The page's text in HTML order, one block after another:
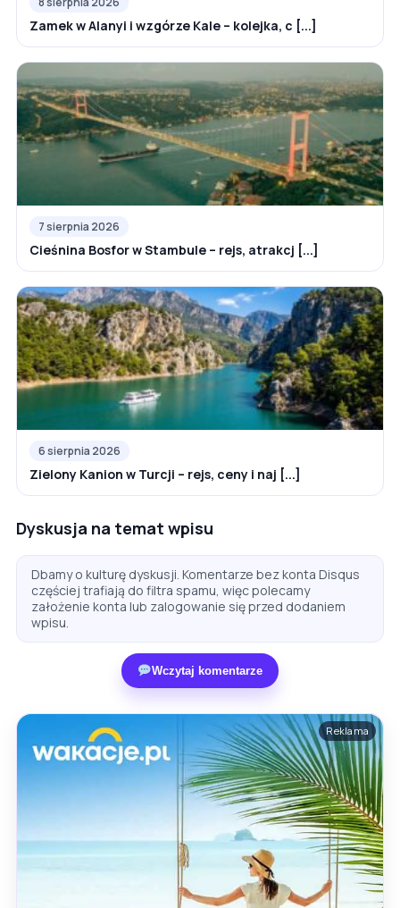
Zamek w Alanyi i wzgórze Kale – kolejka, c [...]
7 sierpnia 2026
Cieśnina Bosfor w Stambule – rejs, atrakcj [...]
6 sierpnia 2026
Zielony Kanion w Turcji – rejs, ceny i naj [...]
Dyskusja na temat wpisu
Dbamy o kulturę dyskusji. Komentarze bez konta Disqus
częściej trafiają do filtra spamu, więc polecamy
założenie konta lub zalogowanie się przed dodaniem
wpisu.
Wczytaj komentarze
Reklama